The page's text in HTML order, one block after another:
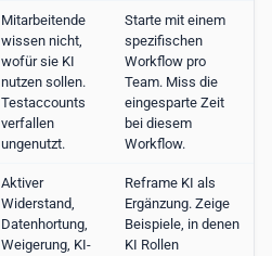
Mitarbeitende
wissen nicht,
wofür sie KI
nutzen sollen.
Testaccounts
verfallen
ungenutzt.
Starte mit einem
spezifischen
Workflow pro
Team. Miss die
eingesparte Zeit
bei diesem
Workflow.
Aktiver
Widerstand,
Datenhortung,
Weigerung, KI-
Reframe KI als
Ergänzung. Zeige
Beispiele, in denen
KI Rollen